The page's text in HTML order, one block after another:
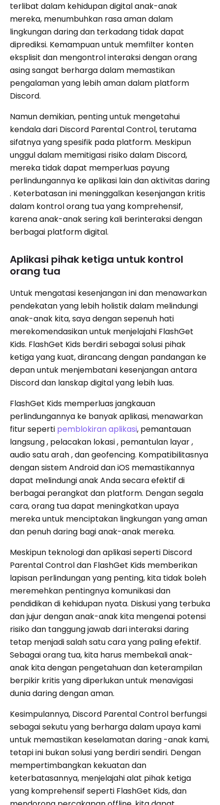
terlibat dalam kehidupan digital anak-anak
mereka, menumbuhkan rasa aman dalam
lingkungan daring dan terkadang tidak dapat
diprediksi. Kemampuan untuk memfilter konten
eksplisit dan mengontrol interaksi dengan orang
asing sangat berharga dalam memastikan
pengalaman yang lebih aman dalam platform
Discord.
Namun demikian, penting untuk mengetahui
kendala dari Discord Parental Control, terutama
sifatnya yang spesifik pada platform. Meskipun
unggul dalam memitigasi risiko dalam Discord,
mereka tidak dapat memperluas payung
perlindungannya ke aplikasi lain dan aktivitas daring
. Keterbatasan ini meninggalkan kesenjangan kritis
dalam kontrol orang tua yang komprehensif,
karena anak-anak sering kali berinteraksi dengan
berbagai platform digital.
Aplikasi pihak ketiga untuk kontrol
orang tua
Untuk mengatasi kesenjangan ini dan menawarkan
pendekatan yang lebih holistik dalam melindungi
anak-anak kita, saya dengan sepenuh hati
merekomendasikan untuk menjelajahi FlashGet
Kids. FlashGet Kids berdiri sebagai solusi pihak
ketiga yang kuat, dirancang dengan pandangan ke
depan untuk menjembatani kesenjangan antara
Discord dan lanskap digital yang lebih luas.
FlashGet Kids memperluas jangkauan
perlindungannya ke banyak aplikasi, menawarkan
fitur seperti pemblokiran aplikasi, pemantauan
langsung , pelacakan lokasi , pemantulan layar ,
audio satu arah , dan geofencing. Kompatibilitasnya
dengan sistem Android dan iOS memastikannya
dapat melindungi anak Anda secara efektif di
berbagai perangkat dan platform. Dengan segala
cara, orang tua dapat meningkatkan upaya
mereka untuk menciptakan lingkungan yang aman
dan penuh daring bagi anak-anak mereka.
Meskipun teknologi dan aplikasi seperti Discord
Parental Control dan FlashGet Kids memberikan
lapisan perlindungan yang penting, kita tidak boleh
meremehkan pentingnya komunikasi dan
pendidikan di kehidupan nyata. Diskusi yang terbuka
dan jujur ​​dengan anak-anak kita mengenai potensi
risiko dan tanggung jawab dari interaksi daring
tetap menjadi salah satu cara yang paling efektif.
Sebagai orang tua, kita harus membekali anak-
anak kita dengan pengetahuan dan keterampilan
berpikir kritis yang diperlukan untuk menavigasi
dunia daring dengan aman.
Kesimpulannya, Discord Parental Control berfungsi
sebagai sekutu yang berharga dalam upaya kami
untuk memastikan keselamatan daring -anak kami,
tetapi ini bukan solusi yang berdiri sendiri. Dengan
mempertimbangkan kekuatan dan
keterbatasannya, menjelajahi alat pihak ketiga
yang komprehensif seperti FlashGet Kids, dan